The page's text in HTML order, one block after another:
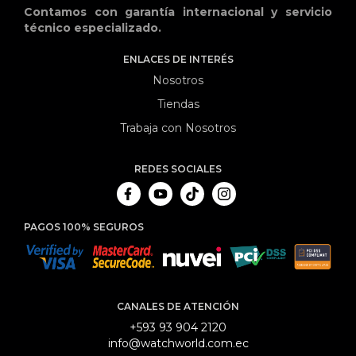
Contamos con garantía internacional y servicio
técnico especializado.
ENLACES DE INTERÉS
Nosotros
Tiendas
Trabaja con Nosotros
REDES SOCIALES
PAGOS 100% SEGUROS
CANALES DE ATENCIÓN
+593 93 904 2120
info@watchworld.com.ec